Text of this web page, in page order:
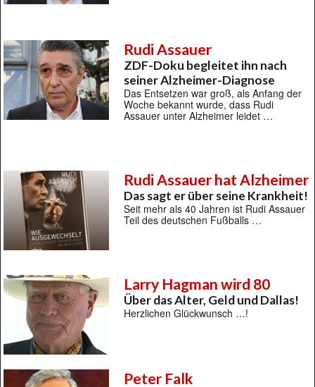
Rudi Assauer
ZDF-Doku begleitet ihn nach
seiner Alzheimer-Diagnose
Das Entsetzen war groß, als Anfang der
Woche bekannt wurde, dass Rudi
Assauer unter Alzheimer leidet …
Rudi Assauer hat Alzheimer
Das sagt er über seine Krankheit!
Seit mehr als 40 Jahren ist Rudi Assauer
Teil des deutschen Fußballs …
Larry Hagman wird 80
Über das Alter, Geld und Dallas!
Herzlichen Glückwunsch …!
Peter Falk